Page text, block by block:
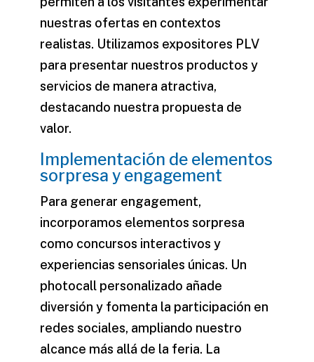
nuestras ofertas en contextos
realistas. Utilizamos expositores PLV
para presentar nuestros productos y
servicios de manera atractiva,
destacando nuestra propuesta de
valor.
Implementación de elementos
sorpresa y engagement
Para generar engagement,
incorporamos elementos sorpresa
como concursos interactivos y
experiencias sensoriales únicas. Un
photocall personalizado añade
diversión y fomenta la participación en
redes sociales, ampliando nuestro
alcance más allá de la feria. La